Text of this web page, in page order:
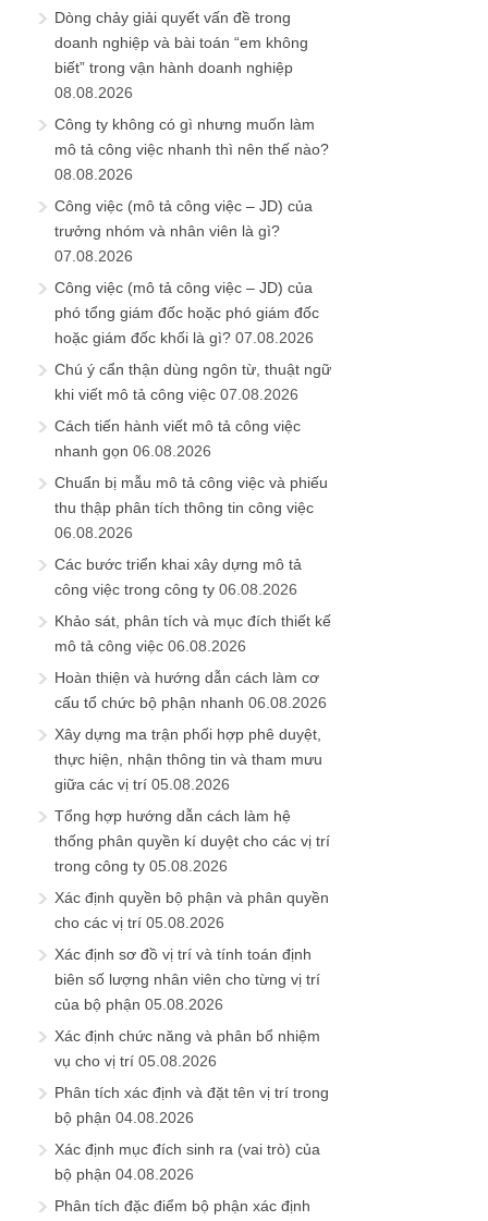
Dòng chảy giải quyết vấn đề trong
doanh nghiệp và bài toán “em không
biết” trong vận hành doanh nghiệp
08.08.2026
Công ty không có gì nhưng muốn làm
mô tả công việc nhanh thì nên thế nào?
08.08.2026
Công việc (mô tả công việc – JD) của
trưởng nhóm và nhân viên là gì?
07.08.2026
Công việc (mô tả công việc – JD) của
phó tổng giám đốc hoặc phó giám đốc
hoặc giám đốc khối là gì? 07.08.2026
Chú ý cẩn thận dùng ngôn từ, thuật ngữ
khi viết mô tả công việc 07.08.2026
Cách tiến hành viết mô tả công việc
nhanh gọn 06.08.2026
Chuẩn bị mẫu mô tả công việc và phiếu
thu thập phân tích thông tin công việc
06.08.2026
Các bước triển khai xây dựng mô tả
công việc trong công ty 06.08.2026
Khảo sát, phân tích và mục đích thiết kế
mô tả công việc 06.08.2026
Hoàn thiện và hướng dẫn cách làm cơ
cấu tổ chức bộ phận nhanh 06.08.2026
Xây dựng ma trận phối hợp phê duyệt,
thực hiện, nhận thông tin và tham mưu
giữa các vị trí 05.08.2026
Tổng hợp hướng dẫn cách làm hệ
thống phân quyền kí duyệt cho các vị trí
trong công ty 05.08.2026
Xác định quyền bộ phận và phân quyền
cho các vị trí 05.08.2026
Xác định sơ đồ vị trí và tính toán định
biên số lượng nhân viên cho từng vị trí
của bộ phận 05.08.2026
Xác định chức năng và phân bổ nhiệm
vụ cho vị trí 05.08.2026
Phân tích xác định và đặt tên vị trí trong
bộ phận 04.08.2026
Xác định mục đích sinh ra (vai trò) của
bộ phận 04.08.2026
Phân tích đặc điểm bộ phận xác định